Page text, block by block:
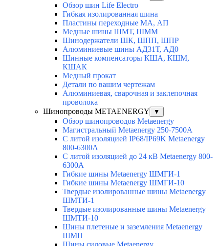
Обзор шин Life Electro
Гибкая изолированная шина
Пластины переходные МА, АП
Медные шины ШМТ, ШММ
Шинодержатели ШК, ШПП, ШПР
Алюминиевые шины АД31Т, АД0
Шинные компенсаторы КША, КШМ,
КШАК
Медный прокат
Детали по вашим чертежам
Алюминиевая, cварочная и заклепочная
проволока
Шинопроводы METAENERGY
▼
Обзор шинопроводов Metaenergy
Магистральный Metaenergy 250-7500A
С литой изоляцией IP68/IP69K Metaenergy
800-6300A
С литой изоляцией до 24 кВ Metaenergy 800-
6300A
Гибкие шины Metaenergy ШМГИ-1
Гибкие шины Metaenergy ШМГИ-10
Твердые изолированные шины Metaenergy
ШМТИ-1
Твердые изолированные шины Metaenergy
ШМТИ-10
Шины плетеные и заземления Metaenergy
ШМП
Шины силовые Metaenergy